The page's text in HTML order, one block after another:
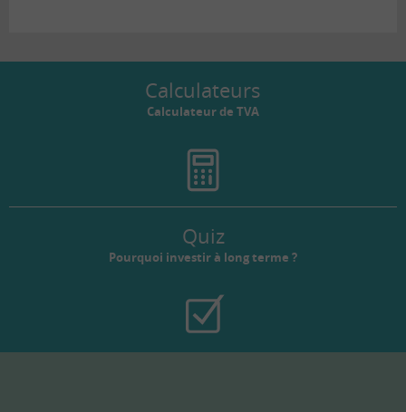
Calculateurs
Calculateur de TVA
Quiz
Pourquoi investir à long terme ?